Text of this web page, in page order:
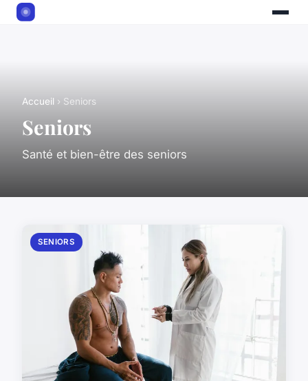
Accueil › Seniors
Seniors
Santé et bien-être des seniors
SENIORS